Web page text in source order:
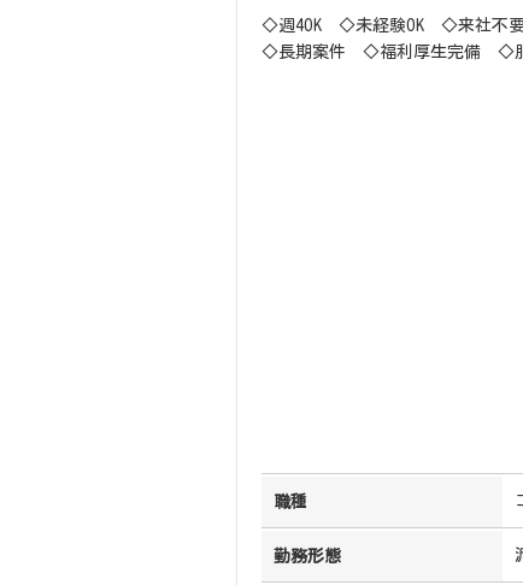
◇週4OK ◇未経験OK ◇来社不
◇長期案件 ◇福利厚生完備 ◇服
職種
勤務形態